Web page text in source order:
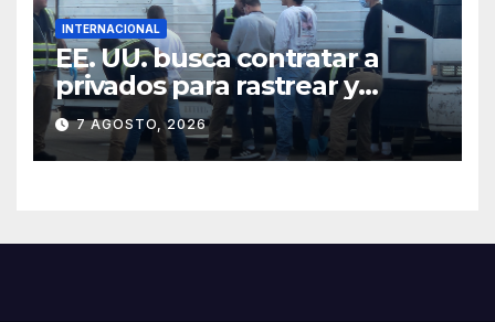
INTERNACIONAL
EE. UU. busca contratar a
privados para rastrear y
cobrar multas a migrantes
deportados en México y
Centroamérica
7 AGOSTO, 2026